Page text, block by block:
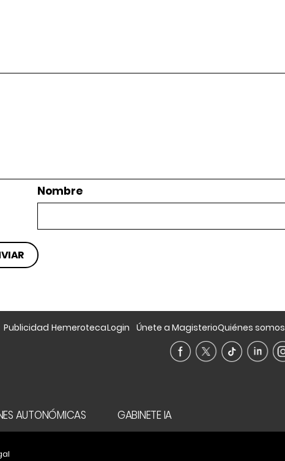
Nombre
Publicidad HemerotecaLogin Únete a MagisterioQuiénes somos
AUTONÓMICAS GABINETE IA